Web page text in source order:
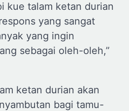
kue talam ketan durian
yang sangat
yang ingin
sebagai oleh-oleh,”
ketan durian akan
bagi tamu-